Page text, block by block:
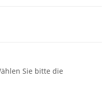
Sie bitte die